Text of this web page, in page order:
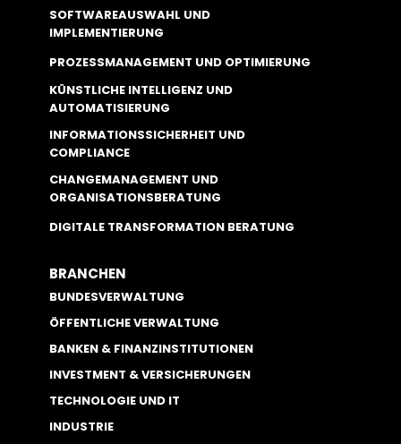
SOFTWAREAUSWAHL UND
IMPLEMENTIERUNG
PROZESSMANAGEMENT UND OPTIMIERUNG
KÜNSTLICHE INTELLIGENZ UND
AUTOMATISIERUNG
INFORMATIONSSICHERHEIT UND
COMPLIANCE
CHANGEMANAGEMENT UND
ORGANISATIONSBERATUNG
DIGITALE TRANSFORMATION BERATUNG
BRANCHEN
BUNDESVERWALTUNG
ÖFFENTLICHE VERWALTUNG
BANKEN & FINANZINSTITUTIONEN
INVESTMENT & VERSICHERUNGEN
TECHNOLOGIE UND IT
INDUSTRIE